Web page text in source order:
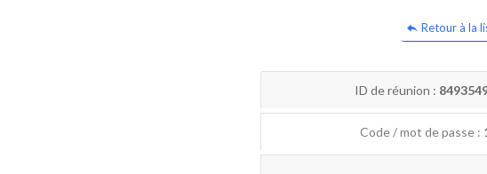
Retour à la
ID de réunion :
Code / mot de passe :